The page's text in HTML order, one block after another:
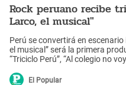
Rock peruano recibe
Larco, el musical"
Perú se convertirá en escenario
el musical” será la primera
“Triciclo Perú”, “Al colegio no
aquí.
El Popular